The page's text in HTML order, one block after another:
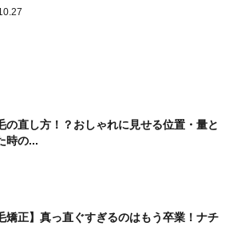
の直し方！？おしゃれに見せる位置・量と
時の...
矯正】真っ直ぐすぎるのはもう卒業！ナチ